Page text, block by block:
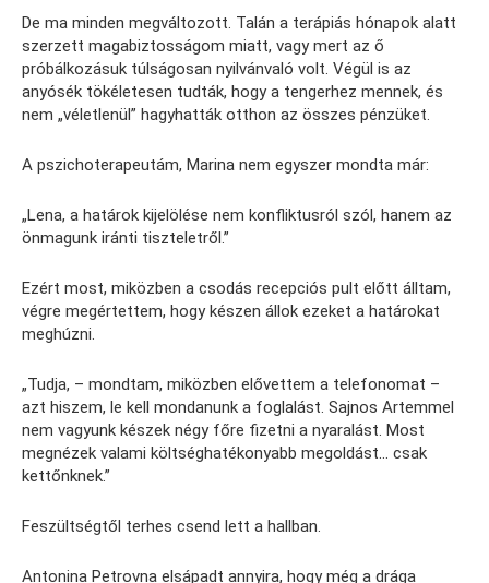
De ma minden megváltozott. Talán a terápiás hónapok alatt
szerzett magabiztosságom miatt, vagy mert az ő
próbálkozásuk túlságosan nyilvánvaló volt. Végül is az
anyósék tökéletesen tudták, hogy a tengerhez mennek, és
nem „véletlenül” hagyhatták otthon az összes pénzüket.
A pszichoterapeutám, Marina nem egyszer mondta már:
„Lena, a határok kijelölése nem konfliktusról szól, hanem az
önmagunk iránti tiszteletről.”
Ezért most, miközben a csodás recepciós pult előtt álltam,
végre megértettem, hogy készen állok ezeket a határokat
meghúzni.
„Tudja, – mondtam, miközben elővettem a telefonomat –
azt hiszem, le kell mondanunk a foglalást. Sajnos Artemmel
nem vagyunk készek négy főre fizetni a nyaralást. Most
megnézek valami költséghatékonyabb megoldást… csak
kettőnknek.”
Feszültségtől terhes csend lett a hallban.
Antonina Petrovna elsápadt annyira, hogy még a drága